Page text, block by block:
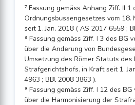
⁷ Fassung gemäss Anhang Ziff. II 1
Ordnungsbussengesetzes vom 18.
seit 1. Jan. 2018 ( AS 2017 6559 ;
⁸ Fassung gemäss Ziff. I 3 des BG
über die Änderung von
Umsetzung des Römer Statuts
Strafgerichtshofs, in Kraft seit 1.
4963 ; BBl 2008 3863 ).
⁹ Fassung gemäss Ziff. I 12 des BG
über die Harmonisierung der